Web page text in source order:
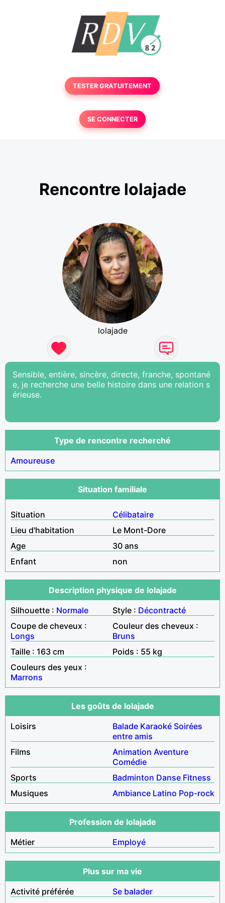
TESTER GRATUITEMENT
SE CONNECTER
Rencontre lolajade
lolajade
Sensible, entière, sincère, directe, franche, spontané
e, je recherche une belle histoire dans une relation s
érieuse.
Type de rencontre recherché
Amoureuse
Situation familiale
Situation
Célibataire
Lieu d'habitation
Le Mont-Dore
Age
30 ans
Enfant
non
Description physique de lolajade
Silhouette : Normale Style : Décontracté
Coupe de cheveux :
Longs
Couleur des cheveux :
Bruns
Taille : 163 cm
Poids : 55 kg
Couleurs des yeux :
Marrons
Les goûts de lolajade
Loisirs
Balade Karaoké Soirées
entre amis
Films
Animation Aventure
Comédie
Sports
Badminton Danse Fitness
Musiques
Ambiance Latino Pop-rock
Profession de lolajade
Métier
Employé
Plus sur ma vie
Activité préférée
Se balader